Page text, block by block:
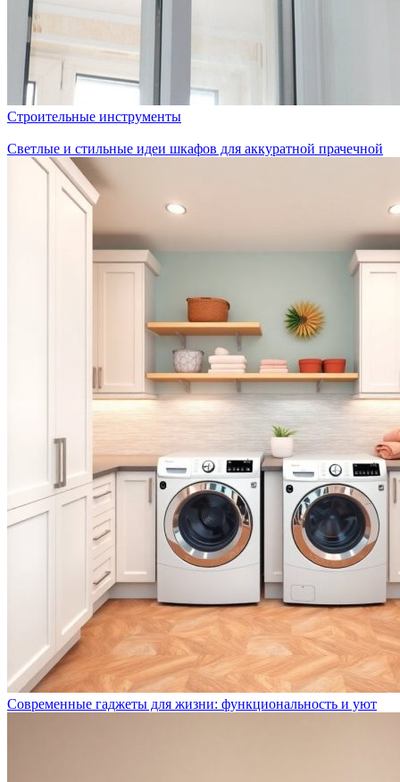
Строительные инструменты
Светлые и стильные идеи шкафов для аккуратной прачечной
Современные гаджеты для жизни: функциональность и уют